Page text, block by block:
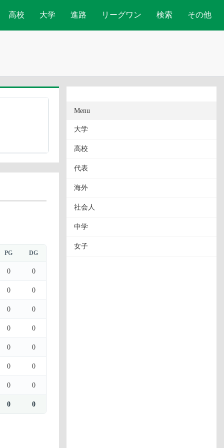
高校 大学 進路 リーグワン 検索 その他
PG DG
0 0
0 0
0 0
0 0
0 0
0 0
0 0
0 0
Menu
大学
高校
代表
海外
社会人
中学
女子